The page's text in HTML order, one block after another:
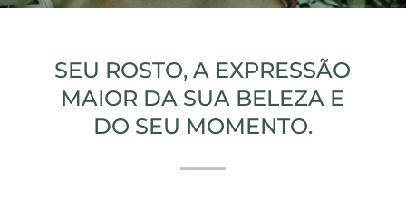
SEU ROSTO, A EXPRESSÃO
MAIOR DA SUA BELEZA E
DO SEU MOMENTO.